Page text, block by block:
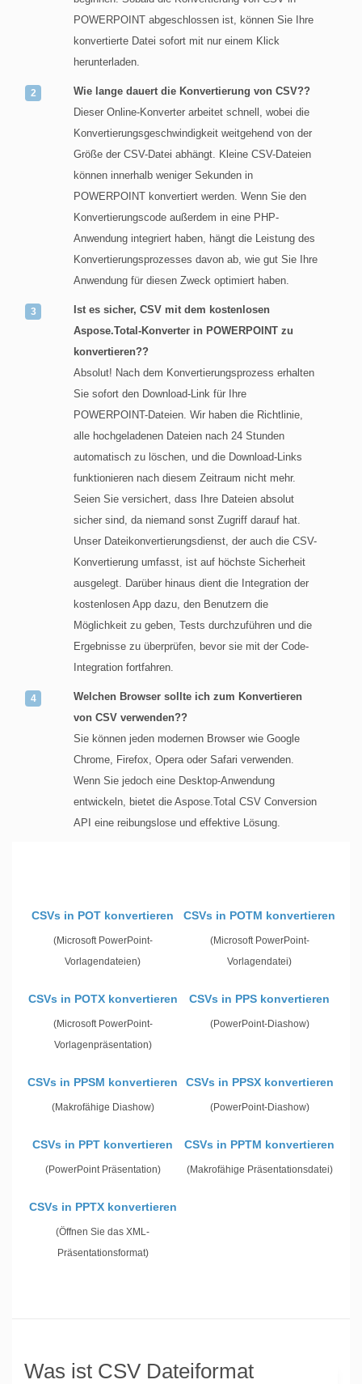
POWERPOINT abgeschlossen ist, können Sie Ihre
konvertierte Datei sofort mit nur einem Klick
herunterladen.
Wie lange dauert die Konvertierung von CSV??
Dieser Online-Konverter arbeitet schnell, wobei die
Konvertierungsgeschwindigkeit weitgehend von der
Größe der CSV-Datei abhängt. Kleine CSV-Dateien
können innerhalb weniger Sekunden in
POWERPOINT konvertiert werden. Wenn Sie den
Konvertierungscode außerdem in eine PHP-
Anwendung integriert haben, hängt die Leistung des
Konvertierungsprozesses davon ab, wie gut Sie Ihre
Anwendung für diesen Zweck optimiert haben.
Ist es sicher, CSV mit dem kostenlosen
Aspose.Total-Konverter in POWERPOINT zu
konvertieren??
Absolut! Nach dem Konvertierungsprozess erhalten
Sie sofort den Download-Link für Ihre
POWERPOINT-Dateien. Wir haben die Richtlinie,
alle hochgeladenen Dateien nach 24 Stunden
automatisch zu löschen, und die Download-Links
funktionieren nach diesem Zeitraum nicht mehr.
Seien Sie versichert, dass Ihre Dateien absolut
sicher sind, da niemand sonst Zugriff darauf hat.
Unser Dateikonvertierungsdienst, der auch die CSV-
Konvertierung umfasst, ist auf höchste Sicherheit
ausgelegt. Darüber hinaus dient die Integration der
kostenlosen App dazu, den Benutzern die
Möglichkeit zu geben, Tests durchzuführen und die
Ergebnisse zu überprüfen, bevor sie mit der Code-
Integration fortfahren.
Welchen Browser sollte ich zum Konvertieren
von CSV verwenden??
Sie können jeden modernen Browser wie Google
Chrome, Firefox, Opera oder Safari verwenden.
Wenn Sie jedoch eine Desktop-Anwendung
entwickeln, bietet die Aspose.Total CSV Conversion
API eine reibungslose und effektive Lösung.
CSVs in POT konvertieren
(Microsoft PowerPoint-
Vorlagendateien)
CSVs in POTM konvertieren
(Microsoft PowerPoint-
Vorlagendatei)
CSVs in POTX konvertieren
(Microsoft PowerPoint-
Vorlagenpräsentation)
CSVs in PPS konvertieren
(PowerPoint-Diashow)
CSVs in PPSM konvertieren
(Makrofähige Diashow)
CSVs in PPSX konvertieren
(PowerPoint-Diashow)
CSVs in PPT konvertieren
(PowerPoint Präsentation)
CSVs in PPTM konvertieren
(Makrofähige Präsentationsdatei)
CSVs in PPTX konvertieren
(Öffnen Sie das XML-
Präsentationsformat)
Was ist CSV Dateiformat